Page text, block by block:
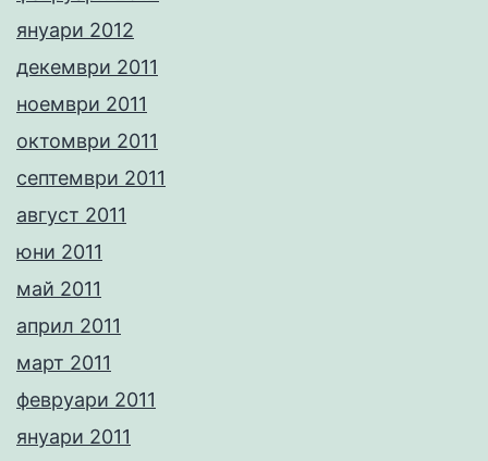
януари 2012
декември 2011
ноември 2011
октомври 2011
септември 2011
август 2011
юни 2011
май 2011
април 2011
март 2011
февруари 2011
януари 2011